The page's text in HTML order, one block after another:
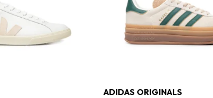
ADIDAS ORIGINALS